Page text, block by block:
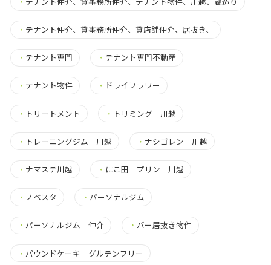
・ テナント仲介、貸事務所仲介、貸店舗仲介、居抜き、
・ テナント専門 ・ テナント専門不動産
・ テナント物件 ・ ドライフラワー
・ トリートメント ・ トリミング 川越
・ トレーニングジム 川越 ・ ナシゴレン 川越
・ ナマステ川越 ・ にこ田 プリン 川越
・ ノベスタ ・ パーソナルジム
・ パーソナルジム 仲介 ・ バー居抜き物件
・ パウンドケーキ グルテンフリー